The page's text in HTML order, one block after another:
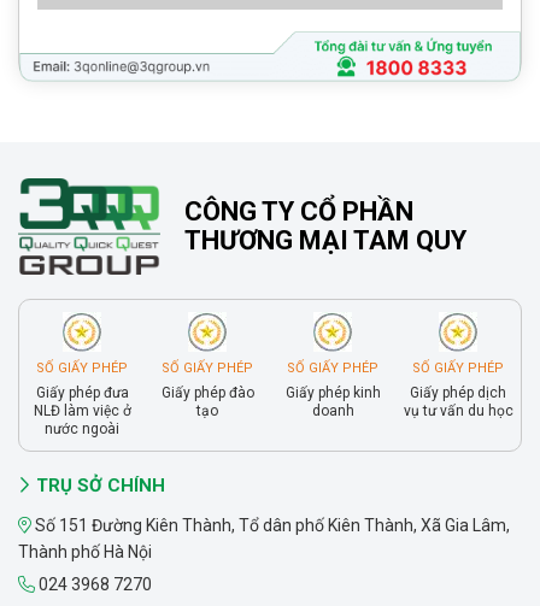
CÔNG TY CỔ PHẦN
THƯƠNG MẠI TAM QUY
SỐ GIẤY PHÉP
Giấy phép đưa
NLĐ làm việc ở
nước ngoài
SỐ GIẤY PHÉP
Giấy phép đào
tạo
SỐ GIẤY PHÉP
Giấy phép kinh
doanh
SỐ GIẤY PHÉP
Giấy phép dịch
vụ tư vấn du học
TRỤ SỞ CHÍNH
Số 151 Đường Kiên Thành, Tổ dân phố Kiên Thành, Xã Gia Lâm,
Thành phố Hà Nội
024 3968 7270